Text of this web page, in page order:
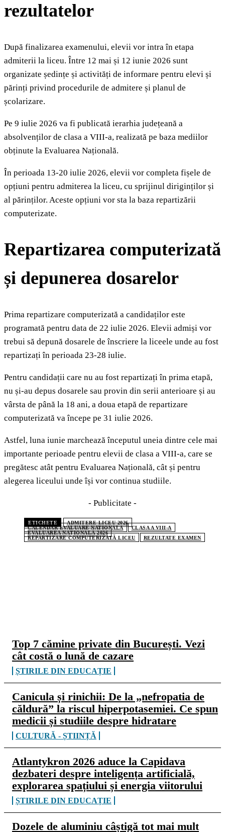
Top 7 cămine private din București. Vezi
cât costă o lună de cazare
ȘTIRILE DIN EDUCAȚIE
Canicula și rinichii: De la „nefropatia de
căldură” la riscul hiperpotasemiei. Ce spun
medicii și studiile despre hidratare
CULTURĂ - ȘTIINȚĂ
Atlantykron 2026 aduce la Capidava
dezbateri despre inteligența artificială,
explorarea spațiului și energia viitorului
ȘTIRILE DIN EDUCAȚIE
Dozele de aluminiu câștigă tot mai mult
rezultatelor
După finalizarea examenului, elevii vor intra în etapa
admiterii la liceu. Între 12 mai și 12 iunie 2026 sunt
organizate ședințe și activități de informare pentru elevi și
părinți privind procedurile de admitere și planul de
școlarizare.
Pe 9 iulie 2026 va fi publicată ierarhia județeană a
absolvenților de clasa a VIII-a, realizată pe baza mediilor
obținute la Evaluarea Națională.
În perioada 13-20 iulie 2026, elevii vor completa fișele de
opțiuni pentru admiterea la liceu, cu sprijinul diriginților și
al părinților. Aceste opțiuni vor sta la baza repartizării
computerizate.
Repartizarea computerizată
și depunerea dosarelor
Prima repartizare computerizată a candidaților este
programată pentru data de 22 iulie 2026. Elevii admiși vor
trebui să depună dosarele de înscriere la liceele unde au fost
repartizați în perioada 23-28 iulie.
Pentru candidații care nu au fost repartizați în prima etapă,
nu și-au depus dosarele sau provin din serii anterioare și au
vârsta de până la 18 ani, a doua etapă de repartizare
computerizată va începe pe 31 iulie 2026.
Astfel, luna iunie marchează începutul uneia dintre cele mai
importante perioade pentru elevii de clasa a VIII-a, care se
pregătesc atât pentru Evaluarea Națională, cât și pentru
alegerea liceului unde își vor continua studiile.
- Publicitate -
ETICHETE
ADMITERE LICEU 2026
CALENDAR EVALUARE NATIONALA
CLASA A VIII-A
EVALUAREA NAȚIONALĂ 2026
REPARTIZARE COMPUTERIZATĂ LICEU
REZULTATE EXAMEN